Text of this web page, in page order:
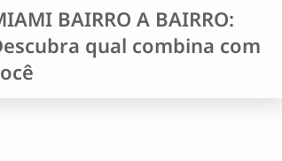
BAIRRO A BAIRRO:
qual combina com